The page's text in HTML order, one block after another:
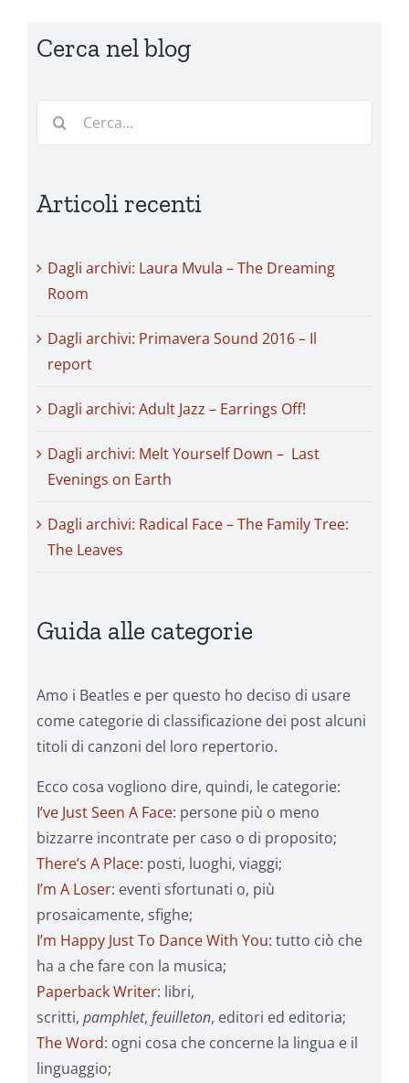
Cerca nel blog
Cerca
Articoli recenti
Dagli archivi: Laura Mvula – The Dreaming
Room
Dagli archivi: Primavera Sound 2016 – Il
report
Dagli archivi: Adult Jazz – Earrings Off!
Dagli archivi: Melt Yourself Down – Last
Evenings on Earth
Dagli archivi: Radical Face – The Family Tree:
The Leaves
Guida alle categorie
Amo i Beatles e per questo ho deciso di usare
come categorie di classificazione dei post alcuni
titoli di canzoni del loro repertorio.
Ecco cosa vogliono dire, quindi, le categorie:
I’ve Just Seen A Face: persone più o meno
bizzarre incontrate per caso o di proposito;
There’s A Place: posti, luoghi, viaggi;
I’m A Loser: eventi sfortunati o, più
prosaicamente, sfighe;
I’m Happy Just To Dance With You: tutto ciò che
ha a che fare con la musica;
Paperback Writer: libri,
scritti, pamphlet, feuilleton, editori ed editoria;
The Word: ogni cosa che concerne la lingua e il
linguaggio;